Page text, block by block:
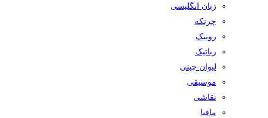
زبان انگلیسی
چرتکه
روبیک
رباتیک
لیوان چینی
موسیقی
نقاشی
مافیا